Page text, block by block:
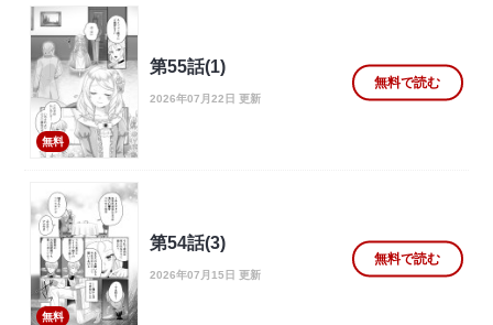
無料
第55話(1)
2026年07月22日 更新
無料で読む
無料
第54話(3)
2026年07月15日 更新
無料で読む